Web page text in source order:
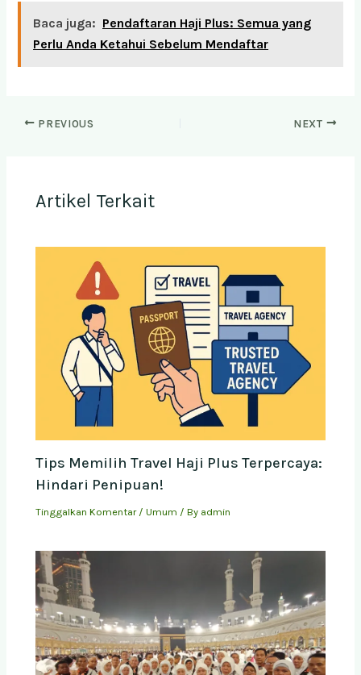
Baca juga: Pendaftaran Haji Plus: Semua yang
Perlu Anda Ketahui Sebelum Mendaftar
PREVIOUS NEXT
Artikel Terkait
Tips Memilih Travel Haji Plus Terpercaya:
Hindari Penipuan!
Tinggalkan Komentar /Umum / By admin